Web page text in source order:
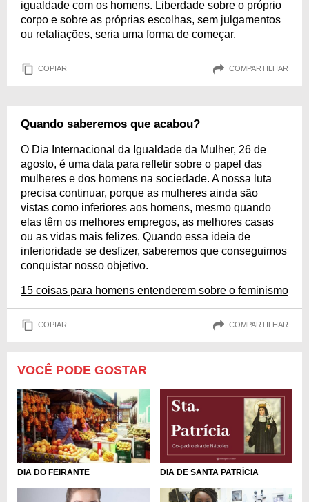
igualdade com os homens. Liberdade sobre o próprio
corpo e sobre as próprias escolhas, sem julgamentos
ou retaliações, seria uma forma de começar.
COPIAR COMPARTILHAR
Quando saberemos que acabou?
O Dia Internacional da Igualdade da Mulher, 26 de
agosto, é uma data para refletir sobre o papel das
mulheres e dos homens na sociedade. A nossa luta
precisa continuar, porque as mulheres ainda são
vistas como inferiores aos homens, mesmo quando
elas têm os melhores empregos, as melhores casas
ou as vidas mais felizes. Quando essa ideia de
inferioridade se desfizer, saberemos que conseguimos
conquistar nosso objetivo.
15 coisas para homens entenderem sobre o feminismo
COPIAR COMPARTILHAR
VOCÊ PODE GOSTAR
DIA DO FEIRANTE DIA DE SANTA PATRÍCIA